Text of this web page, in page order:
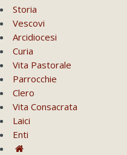
Storia
Vescovi
Arcidiocesi
Curia
Vita Pastorale
Parrocchie
Clero
Vita Consacrata
Laici
Enti